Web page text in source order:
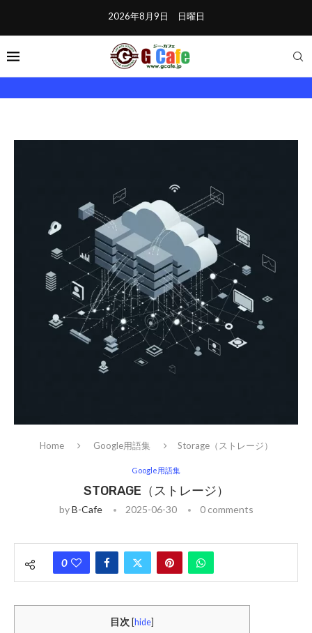
2026年8月9日 日曜日
Home Google用語集 Storage（ストレージ）
Google用語集
STORAGE（ストレージ）
byB-Cafe 2025-06-30 0 comments
0
目次 hide